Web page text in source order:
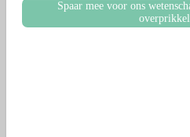
Spaar mee voor ons